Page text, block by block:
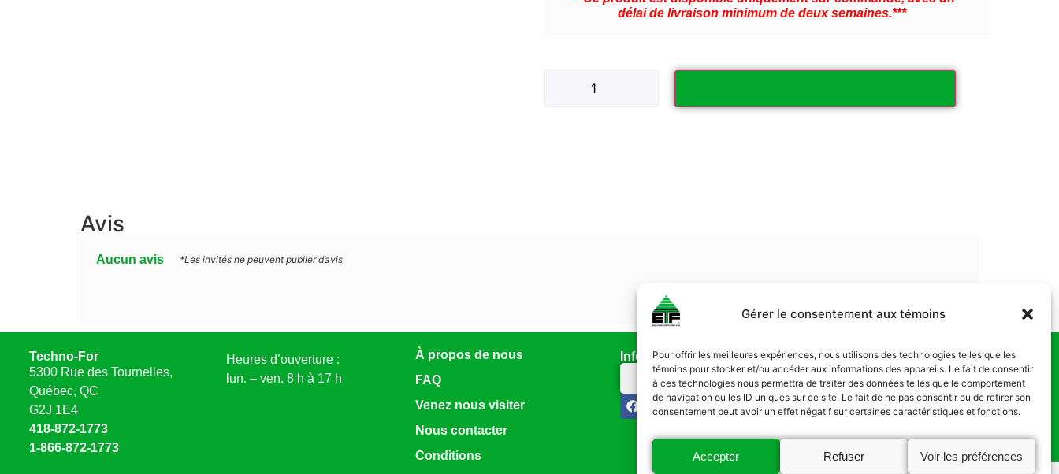
Gérer le consentement aux témoins
Pour offrir les meilleures expériences, nous utilisons des technologies telles que les
témoins pour stocker et/ou accéder aux informations des appareils. Le fait de consentir
à ces technologies nous permettra de traiter des données telles que le comportement
de navigation ou les ID uniques sur ce site. Le fait de ne pas consentir ou de retirer son
consentement peut avoir un effet négatif sur certaines caractéristiques et fonctions.
Accepter Refuser Voir les préférences
délai de livraison minimum de deux semaines.***
Avis
Aucun avis *Les invités ne peuvent publier d’avis
Techno-For
5300 Rue des Tournelles,
Québec, QC
G2J 1E4
418-872-1773
1-866-872-1773
Heures d’ouverture :
lun. – ven. 8 h à 17 h
À propos de nous
FAQ
Venez nous visiter
Nous contacter
Conditions
Infolettre
Abonnez-vous